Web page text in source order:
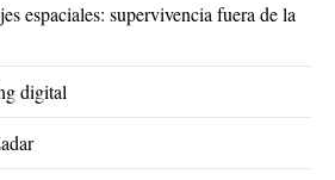
espaciales: supervivencia fuera de la
digital